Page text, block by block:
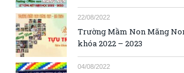
22/08/2022
Trường Mầm Non Măng
khóa 2022 – 2023
04/08/2022